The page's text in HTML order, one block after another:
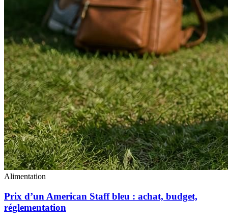
Alimentation
Prix d’un American Staff bleu : achat, budget,
réglementation